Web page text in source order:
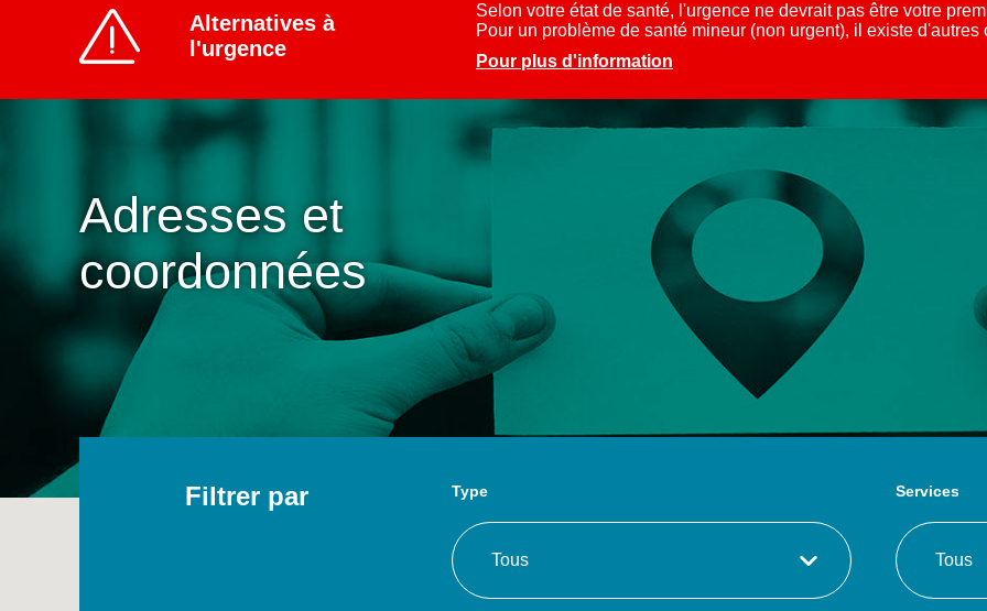
Alternatives à
l'urgence
Selon votre état de santé, l'urgence ne devrait pas être votre
Pour un problème de santé mineur (non urgent), il existe d'autres
Pour plus d'information
Adresses et
coordonnées
Adresses et coordonnées
Filtrer par Type Services